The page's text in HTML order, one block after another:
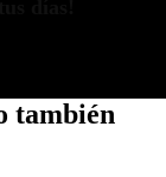
también